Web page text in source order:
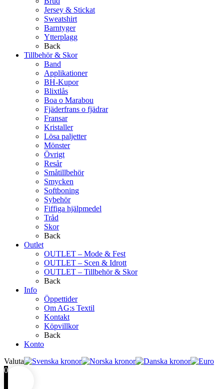
Jersey & Stickat
Sweatshirt
Barntyger
Ytterplagg
Back
Tillbehör & Skor
Band
Applikationer
BH-Kupor
Blixtlås
Boa o Marabou
Fjäderfrans o fjädrar
Fransar
Kristaller
Lösa paljetter
Mönster
Övrigt
Resår
Småtillbehör
Smycken
Softboning
Sybehör
Fiffiga hjälpmedel
Tråd
Skor
Back
Outlet
OUTLET – Mode & Fest
OUTLET – Scen & Idrott
OUTLET – Tillbehör & Skor
Back
Info
Öppettider
Om AG:s Textil
Kontakt
Köpvillkor
Back
Konto
Valuta
0